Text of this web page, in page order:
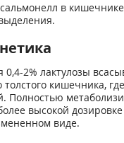
в
2% лактулозы
толстого кишечника,
Полностью
высокой
виде.